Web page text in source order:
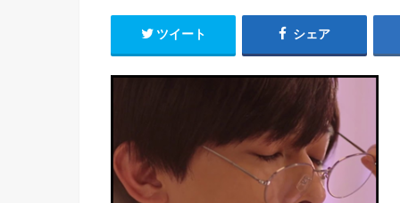
ツイート シェア